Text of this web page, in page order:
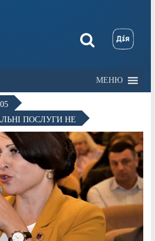
МЕНЮ
05
ПОСЛУГИ НЕ